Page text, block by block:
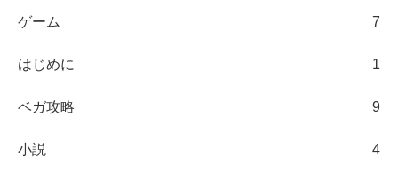
ゲーム 7
はじめに 1
ベガ攻略 9
小説 4